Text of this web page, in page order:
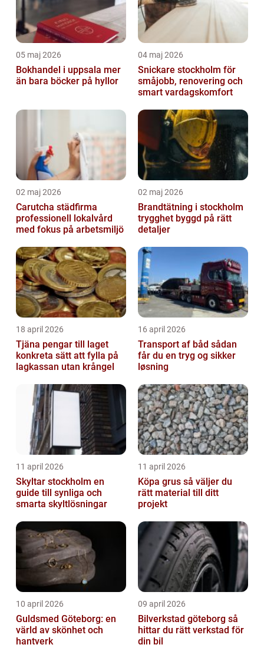
05 maj 2026
Bokhandel i uppsala mer
än bara böcker på hyllor
04 maj 2026
Snickare stockholm för
småjobb, renovering och
smart vardagskomfort
02 maj 2026
Carutcha städfirma
professionell lokalvård
med fokus på arbetsmiljö
02 maj 2026
Brandtätning i stockholm
trygghet byggd på rätt
detaljer
18 april 2026
Tjäna pengar till laget
konkreta sätt att fylla på
lagkassan utan krångel
16 april 2026
Transport af båd sådan
får du en tryg og sikker
løsning
11 april 2026
Skyltar stockholm en
guide till synliga och
smarta skyltlösningar
11 april 2026
Köpa grus så väljer du
rätt material till ditt
projekt
10 april 2026
Guldsmed Göteborg: en
värld av skönhet och
hantverk
09 april 2026
Bilverkstad göteborg så
hittar du rätt verkstad för
din bil